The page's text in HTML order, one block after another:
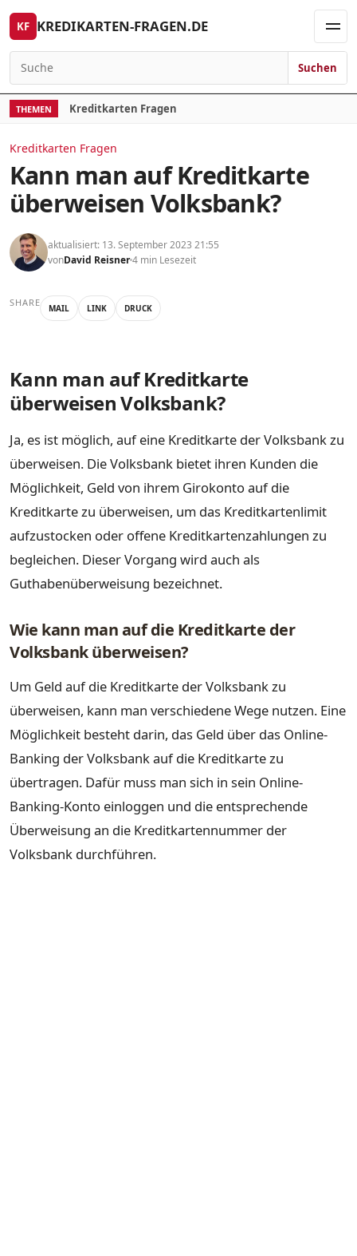
Skip to content
KF KREDIKARTEN-FRAGEN.DE
Search for:
Suchen
THEMEN Kreditkarten Fragen
Kreditkarten Fragen
Kann man auf Kreditkarte
überweisen Volksbank?
aktualisiert: 13. September 2023 21:55
vonDavid Reisner4 min Lesezeit
SHARE MAIL LINK DRUCK
Kann man auf Kreditkarte
überweisen Volksbank?
Ja, es ist möglich, auf eine Kreditkarte der Volksbank zu
überweisen. Die Volksbank bietet ihren Kunden die
Möglichkeit, Geld von ihrem Girokonto auf die
Kreditkarte zu überweisen, um das Kreditkartenlimit
aufzustocken oder offene Kreditkartenzahlungen zu
begleichen. Dieser Vorgang wird auch als
Guthabenüberweisung bezeichnet.
Wie kann man auf die Kreditkarte der
Volksbank überweisen?
Um Geld auf die Kreditkarte der Volksbank zu
überweisen, kann man verschiedene Wege nutzen. Eine
Möglichkeit besteht darin, das Geld über das Online-
Banking der Volksbank auf die Kreditkarte zu
übertragen. Dafür muss man sich in sein Online-
Banking-Konto einloggen und die entsprechende
Überweisung an die Kreditkartennummer der
Volksbank durchführen.